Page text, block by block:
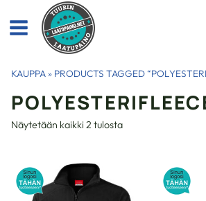
sisältöön
KAUPPA» PRODUCTS TAGGED
Näytetään kaikki 2 tulosta